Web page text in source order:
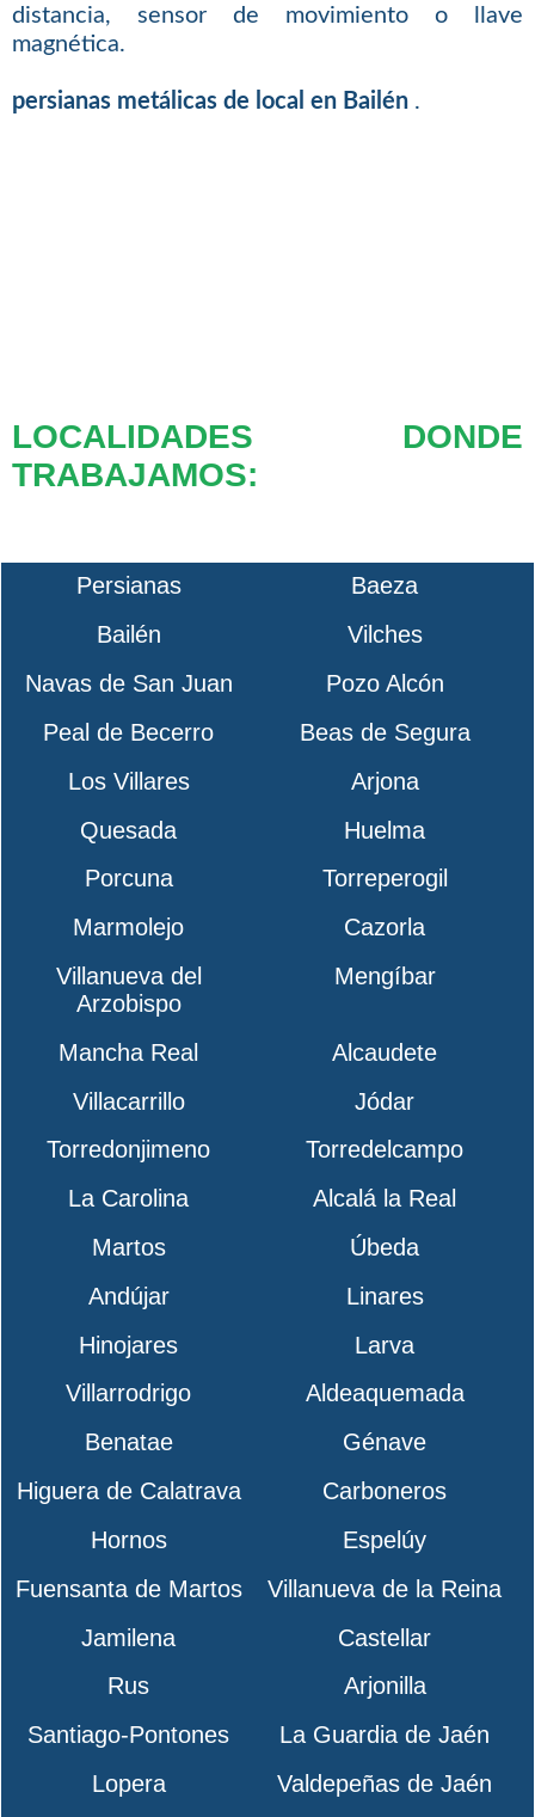
distancia, sensor de movimiento o llave
magnética.
persianas metálicas de local en Bailén .
LOCALIDADES DONDE
TRABAJAMOS:
Persianas
Baeza
Bailén
Vilches
Navas de San Juan
Pozo Alcón
Peal de Becerro
Beas de Segura
Los Villares
Arjona
Quesada
Huelma
Porcuna
Torreperogil
Marmolejo
Cazorla
Villanueva del
Arzobispo
Mengíbar
Mancha Real
Alcaudete
Villacarrillo
Jódar
Torredonjimeno
Torredelcampo
La Carolina
Alcalá la Real
Martos
Úbeda
Andújar
Linares
Hinojares
Larva
Villarrodrigo
Aldeaquemada
Benatae
Génave
Higuera de Calatrava
Carboneros
Hornos
Espelúy
Fuensanta de Martos
Villanueva de la Reina
Jamilena
Castellar
Rus
Arjonilla
Santiago-Pontones
La Guardia de Jaén
Lopera
Valdepeñas de Jaén